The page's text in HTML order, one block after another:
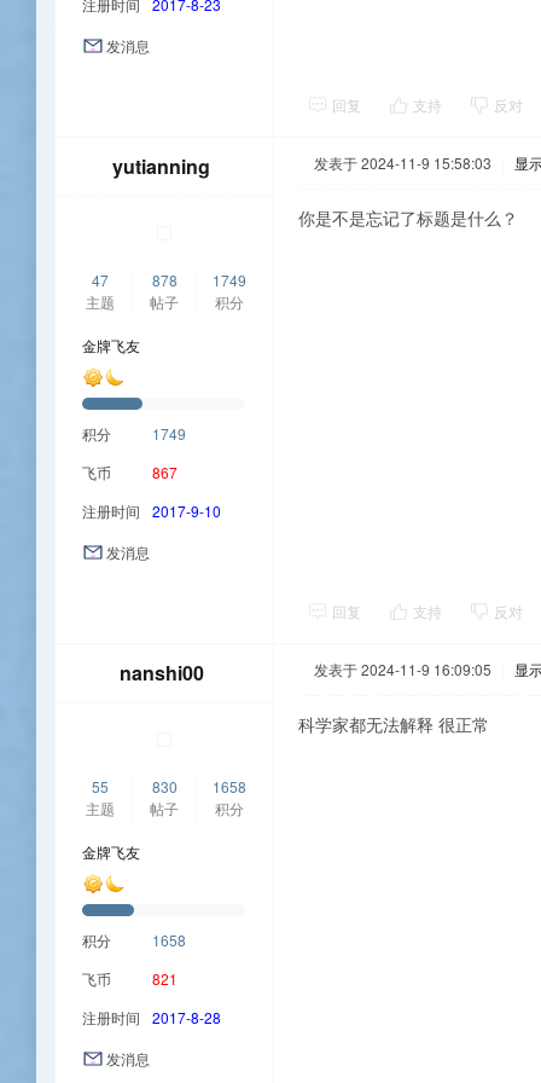
注册时间
2017-8-23
发消息
回复 支持 反对
yutianning
47
主题
878
帖子
1749
积分
金牌飞友
积分
1749
飞币
867
注册时间
2017-9-10
发消息
发表于 2024-11-9 15:58:03 显
你是不是忘记了标题是什么？
回复 支持 反对
nanshi00
55
主题
830
帖子
1658
积分
金牌飞友
积分
1658
飞币
821
注册时间
2017-8-28
发消息
发表于 2024-11-9 16:09:05 显
科学家都无法解释 很正常